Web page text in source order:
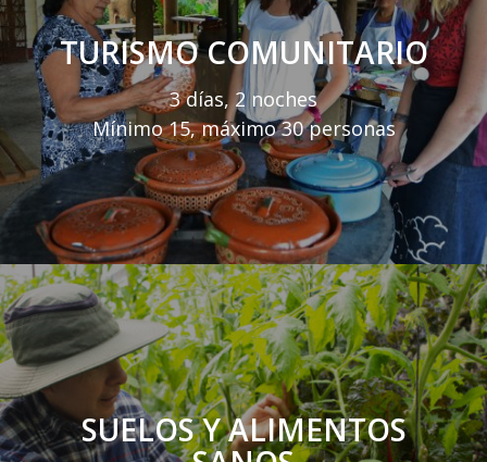
TURISMO COMUNITARIO
3 días, 2 noches
Mínimo 15, máximo 30 personas
SUELOS Y ALIMENTOS